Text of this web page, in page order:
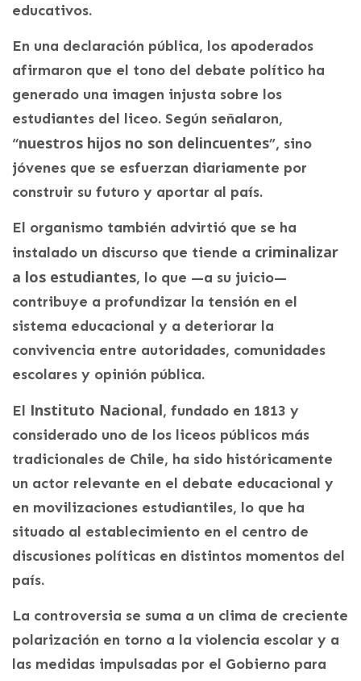
educativos.
En una declaración pública, los apoderados
afirmaron que el tono del debate político ha
generado una imagen injusta sobre los
estudiantes del liceo. Según señalaron,
“nuestros hijos no son delincuentes”, sino
jóvenes que se esfuerzan diariamente por
construir su futuro y aportar al país.
El organismo también advirtió que se ha
instalado un discurso que tiende a criminalizar
a los estudiantes, lo que —a su juicio—
contribuye a profundizar la tensión en el
sistema educacional y a deteriorar la
convivencia entre autoridades, comunidades
escolares y opinión pública.
El Instituto Nacional, fundado en 1813 y
considerado uno de los liceos públicos más
tradicionales de Chile, ha sido históricamente
un actor relevante en el debate educacional y
en movilizaciones estudiantiles, lo que ha
situado al establecimiento en el centro de
discusiones políticas en distintos momentos del
país.
La controversia se suma a un clima de creciente
polarización en torno a la violencia escolar y a
las medidas impulsadas por el Gobierno para